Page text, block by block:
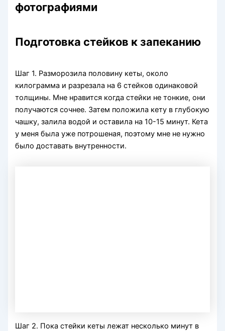
фотографиями
Подготовка стейков к запеканию
Шаг 1. Разморозила половину кеты, около
килограмма и разрезала на 6 стейков одинаковой
толщины. Мне нравится когда стейки не тонкие, они
получаются сочнее. Затем положила кету в глубокую
чашку, залила водой и оставила на 10-15 минут. Кета
у меня была уже потрошеная, поэтому мне не нужно
было доставать внутренности.
Шаг 2. Пока стейки кеты лежат несколько минут в